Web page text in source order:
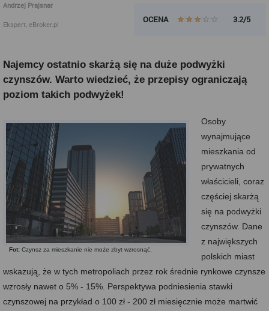
Andrzej Prajsnar
Ekspert, eBroker.pl OCENA 3.2/5
Najemcy ostatnio skarżą się na duże podwyżki
czynszów. Warto wiedzieć, że przepisy ograniczają
poziom takich podwyżek!
Fot: Czynsz za mieszkanie nie może zbyt wzrosnąć.
Osoby
wynajmujące
mieszkania od
prywatnych
właścicieli, coraz
częściej skarżą
się na podwyżki
czynszów. Dane
z największych
polskich miast
wskazują, że w tych metropoliach przez rok średnie rynkowe czynsze
wzrosły nawet o 5% - 15%. Perspektywa podniesienia stawki
czynszowej na przykład o 100 zł - 200 zł miesięcznie może martwić